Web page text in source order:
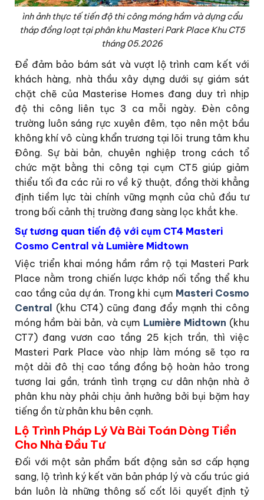
ình ảnh thực tế tiến độ thi công móng hầm và dựng cẩu
tháp đồng loạt tại phân khu Masteri Park Place Khu CT5
tháng 05.2026
Để đảm bảo bám sát và vượt lộ trình cam kết với
khách hàng, nhà thầu xây dựng dưới sự giám sát
chặt chẽ của Masterise Homes đang duy trì nhịp
độ thi công liên tục 3 ca mỗi ngày. Đèn công
trường luôn sáng rực xuyên đêm, tạo nên một bầu
không khí vô cùng khẩn trương tại lõi trung tâm khu
Đông. Sự bài bản, chuyên nghiệp trong cách tổ
chức mặt bằng thi công tại cụm CT5 giúp giảm
thiểu tối đa các rủi ro về kỹ thuật, đồng thời khẳng
định tiềm lực tài chính vững mạnh của chủ đầu tư
trong bối cảnh thị trường đang sàng lọc khắt khe.
Sự tương quan tiến độ với cụm CT4 Masteri
Cosmo Central và Lumière Midtown
Việc triển khai móng hầm rầm rộ tại Masteri Park
Place nằm trong chiến lược khớp nối tổng thể khu
cao tầng của dự án. Trong khi cụm Masteri Cosmo
Central (khu CT4) cũng đang đẩy mạnh thi công
móng hầm bài bản, và cụm Lumière Midtown (khu
CT7) đang vươn cao tầng 25 kịch trần, thì việc
Masteri Park Place vào nhịp làm móng sẽ tạo ra
một dải đô thị cao tầng đồng bộ hoàn hảo trong
tương lai gần, tránh tình trạng cư dân nhận nhà ở
phân khu này phải chịu ảnh hưởng bởi bụi bặm hay
tiếng ồn từ phân khu bên cạnh.
Lộ Trình Pháp Lý Và Bài Toán Dòng Tiền
Cho Nhà Đầu Tư
Đối với một sản phẩm bất động sản sơ cấp hạng
sang, lộ trình ký kết văn bản pháp lý và cấu trúc giá
bán luôn là những thông số cốt lõi quyết định tỷ